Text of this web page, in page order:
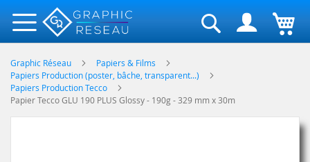
Rechercher
Graphic Réseau
Papiers & Films
Papiers Production (poster, bâche, transparent...)
Papiers Production Tecco
Papier Tecco GLU 190 PLUS Glossy - 190g - 329 mm x 30m